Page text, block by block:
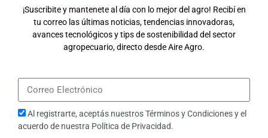
¡Suscribite y mantenete al día con lo mejor del agro! Recibí en
tu correo las últimas noticias, tendencias innovadoras,
avances tecnológicos y tips de sostenibilidad del sector
agropecuario, directo desde Aire Agro.
Al registrarte, aceptás nuestrosTérminos y Condicionesy el
acuerdo de nuestra Política de Privacidad.